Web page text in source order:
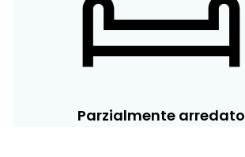
Parzialmente arredato